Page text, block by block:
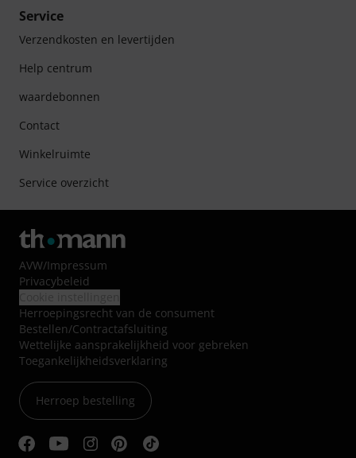
Service
Verzendkosten en levertijden
Help centrum
waardebonnen
Contact
Winkelruimte
Service overzicht
AVW/Impressum
Privacybeleid
Herroepingsrecht van de consument
Bestellen/Contractafsluiting
Wettelijke aansprakelijkheid voor gebreken
Toegankelijkheidsverklaring
Herroep bestelling